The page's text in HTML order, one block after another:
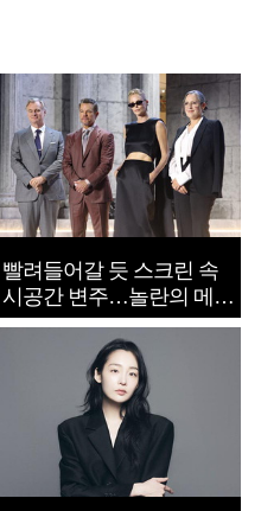
빨려들어갈 듯 스크린 속
시공간 변주…놀란의 메시
지는 ‘전쟁 속죄’